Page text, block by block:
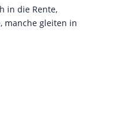
in die Rente,
manche gleiten in